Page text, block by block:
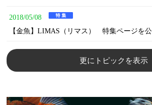
2018/05/08
【金魚】LIMAS（リマス） 特集ページを